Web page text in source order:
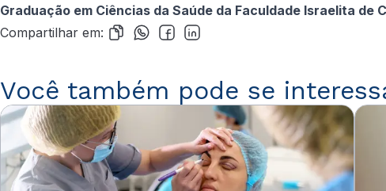
Graduação em Ciências da Saúde da Faculdade Israelita de
Compartilhar em:
Você também pode se